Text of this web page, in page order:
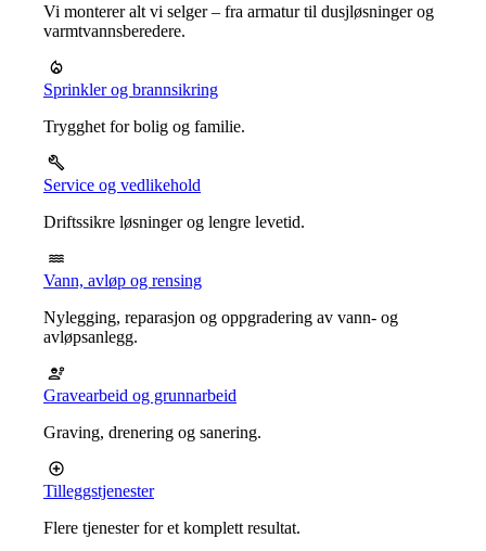
Vi monterer alt vi selger – fra armatur til dusjløsninger og
varmtvannsberedere.
Sprinkler og brannsikring
Trygghet for bolig og familie.
Service og vedlikehold
Driftssikre løsninger og lengre levetid.
Vann, avløp og rensing
Nylegging, reparasjon og oppgradering av vann- og
avløpsanlegg.
Gravearbeid og grunnarbeid
Graving, drenering og sanering.
Tilleggstjenester
Flere tjenester for et komplett resultat.